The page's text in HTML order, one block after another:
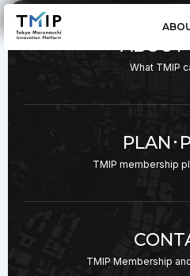
ABOUT
What TMIP
PLAN･
TMIP membership
TMIP Membership